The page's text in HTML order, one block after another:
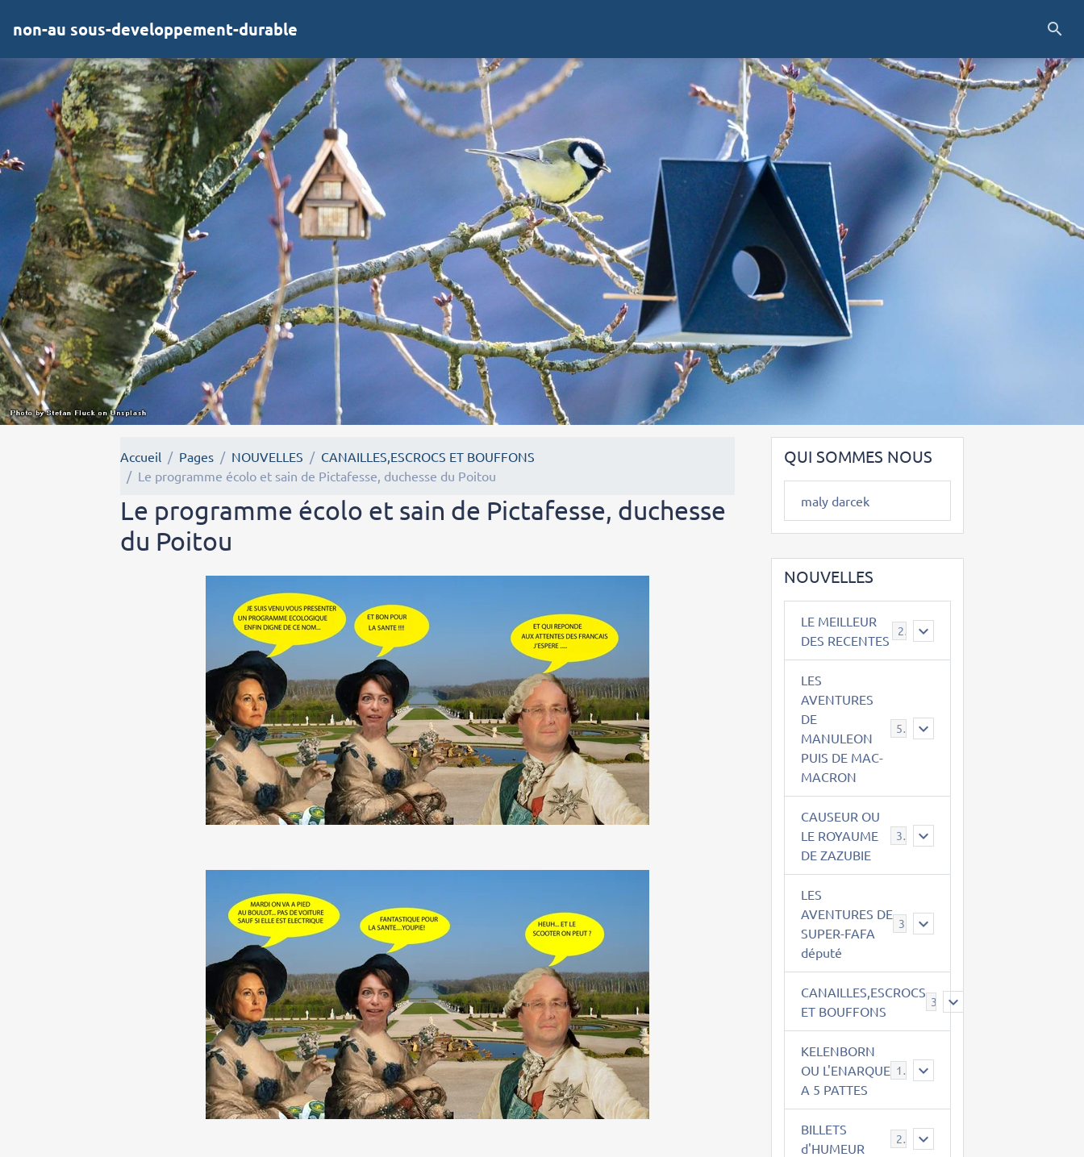
non-au sous-developpement-durable
Accueil Pages NOUVELLES
CANAILLES,ESCROCS ET BOUFFONS
Le programme écolo et sain de Pictafesse, duchesse du Poitou
Le programme écolo et sain de Pictafesse, duchesse
du Poitou
QUI SOMMES NOUS
maly darcek
NOUVELLES
LE MEILLEUR
DES RECENTES
2
LES
AVENTURES
DE
MANULEON
PUIS DE MAC-
MACRON
543
CAUSEUR OU
LE ROYAUME
DE ZAZUBIE
38
LES
AVENTURES DE
SUPER-FAFA
député
CANAILLES,ESCROCS
ET BOUFFONS
385
KELENBORN
OU L'ENARQUE
A 5 PATTES
14
BILLETS
d'HUMEUR
2